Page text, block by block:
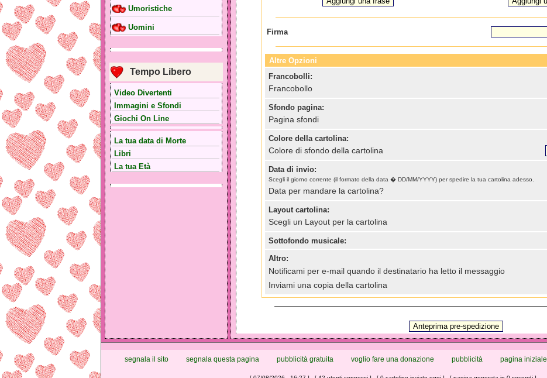
Umoristiche
Uomini
Tempo Libero
Video Divertenti
Immagini e Sfondi
Giochi On Line
La tua data di Morte
Libri
La tua Età
Firma
Altre Opzioni
Francobolli:
Francobollo
Sfondo pagina:
Pagina sfondi
Colore della cartolina:
Colore di sfondo della cartolina
Data di invio:
Scegli il giorno corrente (il formato della data � DD/MM/YYYY) per spedire la tua cartolina adesso.
Data per mandare la cartolina?
Layout cartolina:
Scegli un Layout per la cartolina
Sottofondo musicale:
Altro:
Notificami per e-mail quando il destinatario ha letto il messaggio
Inviami una copia della cartolina
segnala il sito segnala questa pagina pubblicità gratuita voglio fare una donazione pubblicità pagina iniziale